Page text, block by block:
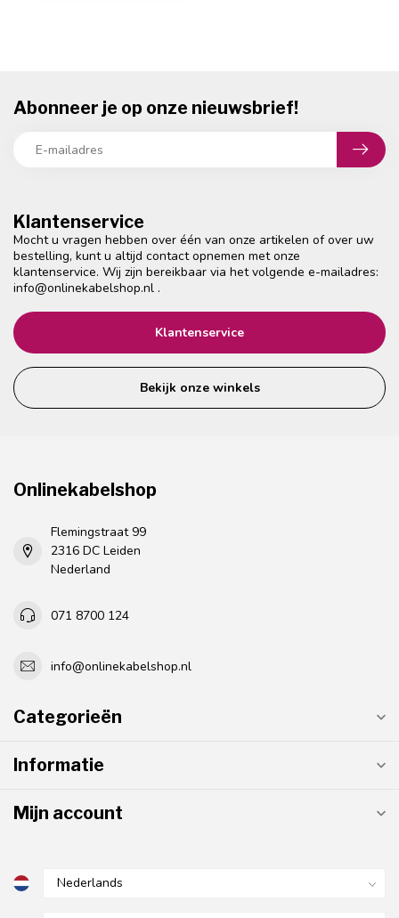
Klantenservice
Mocht u vragen hebben over één van onze artikelen of over uw
bestelling, kunt u altijd contact opnemen met onze
klantenservice. Wij zijn bereikbaar via het volgende e-mailadres:
info@onlinekabelshop.nl .
Klantenservice
Bekijk onze winkels
Abonneer je op onze nieuwsbrief!
Onlinekabelshop
Flemingstraat 99
2316 DC Leiden
Nederland
071 8700 124
info@onlinekabelshop.nl
Categorieën
Informatie
Mijn account